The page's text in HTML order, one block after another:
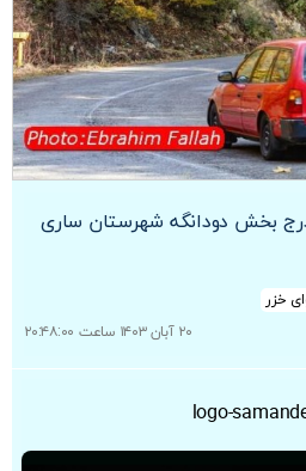
بخش دودانگه شهرستان ساری
خزر
۲۰ آبان ۱۴۰۳ ساعت ۲۰:۴۸:۰۰